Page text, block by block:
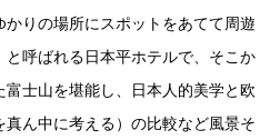
りの場所にスポットをあてて周遊
呼ばれる日本平ホテルで、そこか
士山を堪能し、日本人的美学と欧
ん中に考える）の比較など風景そ